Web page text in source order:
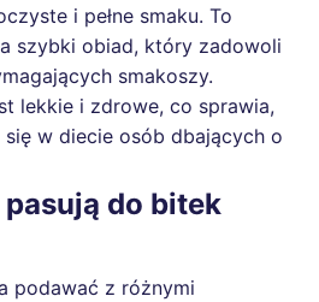
i pełne smaku. To
szybki obiad, który zadowoli
smakoszy.
lekkie i zdrowe, co sprawia,
w diecie osób dbających o
do bitek
podawać z różnymi